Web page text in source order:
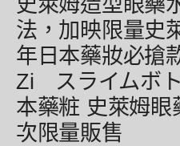
法，加映限量史
年日本藥妝必搶
Zi スライムボ
本藥粧 史萊姆
次限量販售